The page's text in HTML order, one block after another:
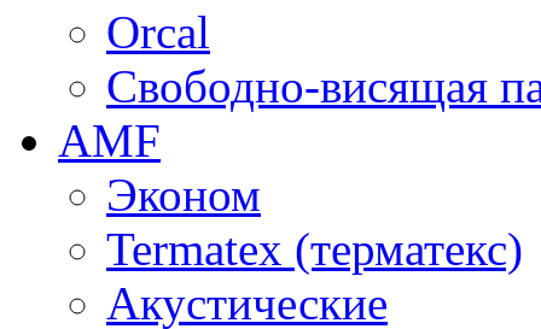
Orcal
Свободно-висящая
AMF
Эконом
Termatex (терматекс)
Акустические